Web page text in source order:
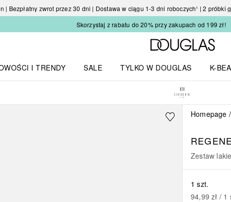
Bezpłatny zwrot przez 30 dni | Dostawa w ciągu 1-3 dni roboczych¹ | 2 próbki
Skorzystaj z rabatu do 20% przy zakupach od 199 zł!
I TRENDY
SALE
TYLKO W DOUGLAS
K-
Homepage
Zestaw
1 szt.
94,99 zł / 1